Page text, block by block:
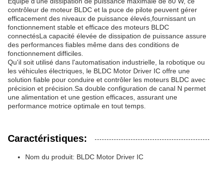
contrôleur de moteur BLDC et la puce de pilote peuvent gérer
efficacement des niveaux de puissance élevés,fournissant un
fonctionnement stable et efficace des moteurs BLDC
connectésLa capacité élevée de dissipation de puissance assure
des performances fiables même dans des conditions de
fonctionnement difficiles.
Qu'il soit utilisé dans l'automatisation industrielle, la robotique ou
les véhicules électriques, le BLDC Motor Driver IC offre une
solution fiable pour conduire et contrôler les moteurs BLDC avec
précision et précision.Sa double configuration de canal N permet
une alimentation et une gestion efficaces, assurant une
performance motrice optimale en tout temps.
Caractéristiques:
Nom du produit: BLDC Motor Driver IC